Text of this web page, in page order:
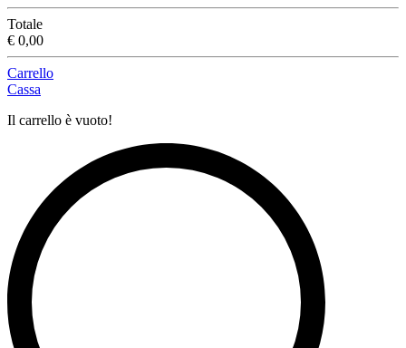
Totale
€ 0,00
Carrello
Cassa
Il carrello è vuoto!